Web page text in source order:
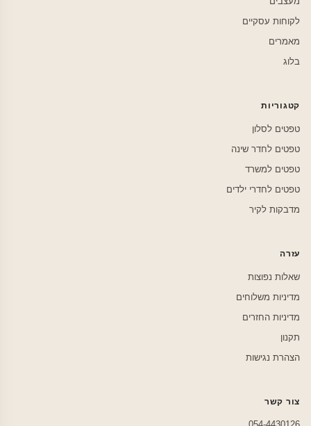
לקוחות עסקיים
מאמרים
בלוג
קטגוריות
טפטים לסלון
טפטים לחדר שינה
טפטים למשרד
טפטים לחדרי ילדים
מדבקות לקיר
עזרה
שאלות נפוצות
מדיניות משלוחים
מדיניות החזרים
תקנון
הצהרת נגישות
צור קשר